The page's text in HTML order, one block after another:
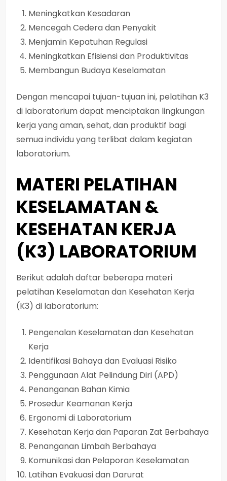
Meningkatkan Kesadaran
Mencegah Cedera dan Penyakit
Menjamin Kepatuhan Regulasi
Meningkatkan Efisiensi dan Produktivitas
Membangun Budaya Keselamatan
Dengan mencapai tujuan-tujuan ini, pelatihan K3
di laboratorium dapat menciptakan lingkungan
kerja yang aman, sehat, dan produktif bagi
semua individu yang terlibat dalam kegiatan
laboratorium.
MATERI PELATIHAN
KESELAMATAN &
KESEHATAN KERJA
(K3) LABORATORIUM
Berikut adalah daftar beberapa materi
pelatihan Keselamatan dan Kesehatan Kerja
(K3) di laboratorium:
Pengenalan Keselamatan dan Kesehatan
Kerja
Identifikasi Bahaya dan Evaluasi Risiko
Penggunaan Alat Pelindung Diri (APD)
Penanganan Bahan Kimia
Prosedur Keamanan Kerja
Ergonomi di Laboratorium
Kesehatan Kerja dan Paparan Zat Berbahaya
Penanganan Limbah Berbahaya
Komunikasi dan Pelaporan Keselamatan
Latihan Evakuasi dan Darurat